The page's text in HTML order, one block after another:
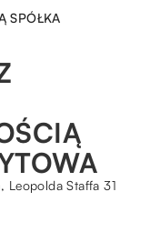
SPÓŁKA
Leopolda Staffa 31